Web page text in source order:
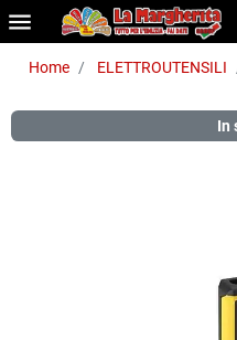
menu
Home ELETTROUTENSILI
In